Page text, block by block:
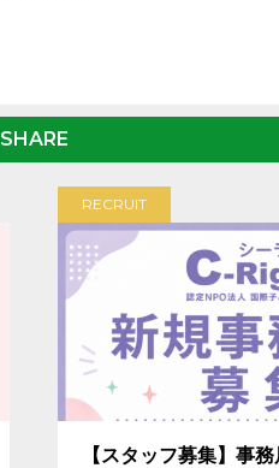
SHARE
RECRUIT
【スタッフ募集】事